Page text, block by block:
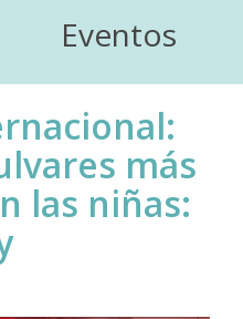
Eventos
más
las niñas: